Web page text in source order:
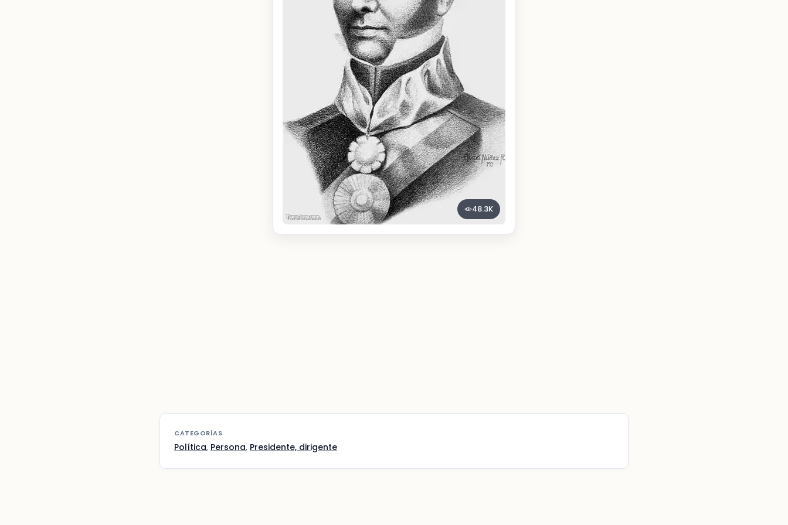
48.3K
CATEGORÍAS
Política, Persona, Presidente, dirigente